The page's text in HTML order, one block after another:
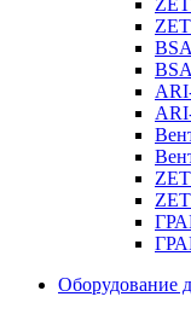
Оборудование